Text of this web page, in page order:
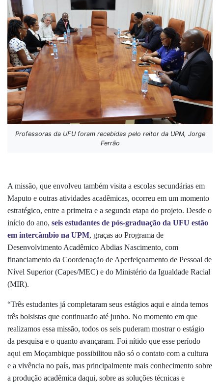
Professoras da UFU foram recebidas pelo reitor da UPM, Jorge
Ferrão
A missão, que envolveu também visita a escolas secundárias em
Maputo e outras atividades acadêmicas, ocorreu em um momento
estratégico, entre a primeira e a segunda etapa do projeto. Desde o
início do ano, seis estudantes de pós-graduação da UFU estão
em intercâmbio na UPM, graças ao Programa de
Desenvolvimento Acadêmico Abdias Nascimento, com
financiamento da Coordenação de Aperfeiçoamento de Pessoal de
Nível Superior (Capes/MEC) e do Ministério da Igualdade Racial
(MIR).
“Três estudantes já completaram seus estágios aqui e ainda temos
três bolsistas que continuarão até junho. No momento em que
realizamos essa missão, todos os seis puderam mostrar o estágio
da pesquisa e o quanto avançaram. Foi nítido que esse período
aqui em Moçambique possibilitou não só o contato com a cultura
e a vivência no país, mas principalmente mais conhecimento sobre
a produção acadêmica daqui, sobre as soluções técnicas e